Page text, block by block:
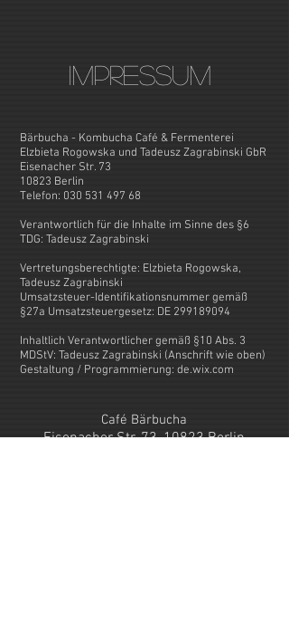
Bärbucha - Kombucha Café & Fermenterei
Elzbieta Rogowska und Tadeusz Zagrabinski GbR
Eisenacher Str. 73
10823 Berlin
Telefon: 030 531 497 68
Verantwortlich für die Inhalte im Sinne des §6
TDG: Tadeusz Zagrabinski
Vertretungsberechtigte: Elzbieta Rogowska,
Tadeusz Zagrabinski
Umsatzsteuer-Identifikationsnummer gemäß
§27a Umsatzsteuergesetz: DE 299189094
Inhaltlich Verantwortlicher gemäß §10 Abs. 3
MDStV: Tadeusz Zagrabinski (Anschrift wie oben)
Gestaltung / Programmierung: de.wix.com
IMPRESSUM
Café Bärbucha
Eisenacher Str. 73, 10823 Berlin